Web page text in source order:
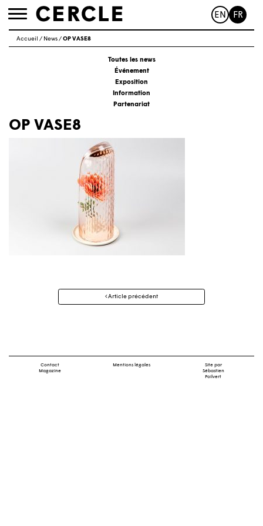
Toggle
EN FR
Accueil / News/OP VASE8
Toutes les news
Événement
Exposition
Information
Partenariat
OP VASE8
Navigation
Article précédent
Contact
Magazine
Mentions légales
Site par
Sébastien
Poilvert